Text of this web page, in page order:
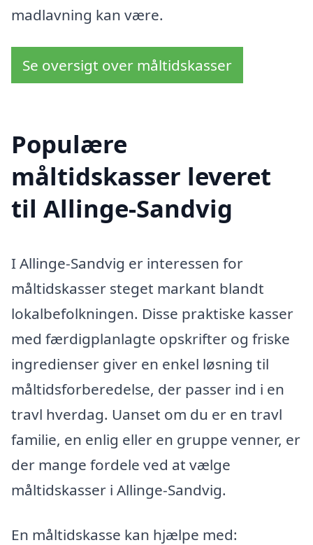
madlavning kan være.
Se oversigt over måltidskasser
Populære
måltidskasser leveret
til Allinge-Sandvig
I Allinge-Sandvig er interessen for
måltidskasser steget markant blandt
lokalbefolkningen. Disse praktiske kasser
med færdigplanlagte opskrifter og friske
ingredienser giver en enkel løsning til
måltidsforberedelse, der passer ind i en
travl hverdag. Uanset om du er en travl
familie, en enlig eller en gruppe venner, er
der mange fordele ved at vælge
måltidskasser i Allinge-Sandvig.
En måltidskasse kan hjælpe med: